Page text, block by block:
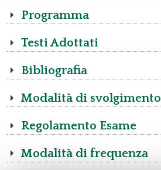
Programma
Testi Adottati
Bibliografia
Modalità di svolgimento
Regolamento Esame
Modalità di frequenza